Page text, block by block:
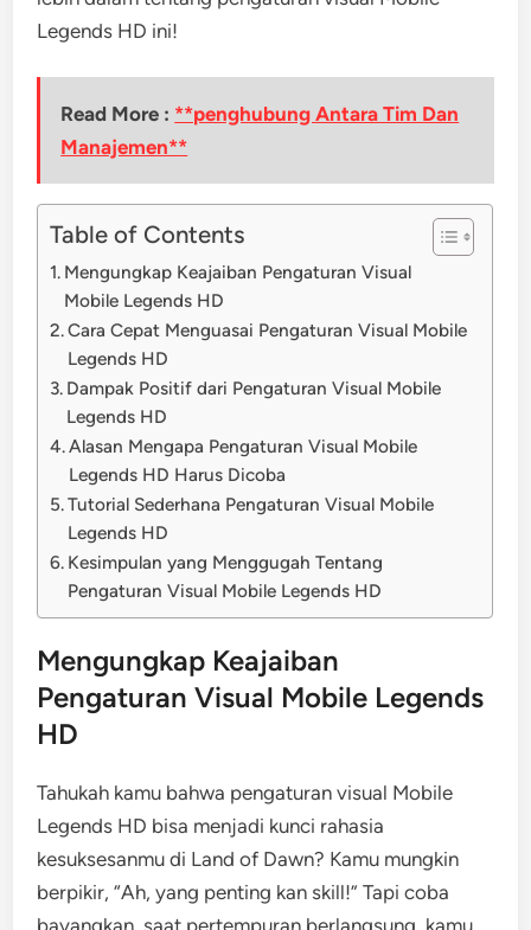
Legends HD ini!
Read More : **penghubung Antara Tim Dan
Manajemen**
Table of Contents
Mengungkap Keajaiban Pengaturan Visual
Mobile Legends HD
Cara Cepat Menguasai Pengaturan Visual Mobile
Legends HD
Dampak Positif dari Pengaturan Visual Mobile
Legends HD
Alasan Mengapa Pengaturan Visual Mobile
Legends HD Harus Dicoba
Tutorial Sederhana Pengaturan Visual Mobile
Legends HD
Kesimpulan yang Menggugah Tentang
Pengaturan Visual Mobile Legends HD
Mengungkap Keajaiban
Pengaturan Visual Mobile Legends
HD
Tahukah kamu bahwa pengaturan visual Mobile
Legends HD bisa menjadi kunci rahasia
kesuksesanmu di Land of Dawn? Kamu mungkin
berpikir, “Ah, yang penting kan skill!” Tapi coba